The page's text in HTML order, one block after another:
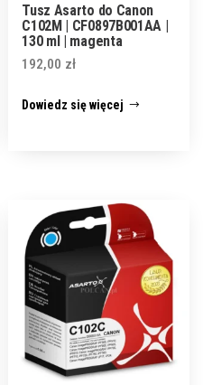
Tusz Asarto do Canon
C102M | CF0897B001AA |
130 ml | magenta
192,00 zł
Dowiedz się więcej